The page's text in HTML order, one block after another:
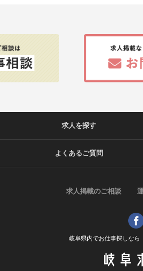
岐阜県内でお仕事探しなら
求人を探す
よくあるご質問
求人掲載のご相談